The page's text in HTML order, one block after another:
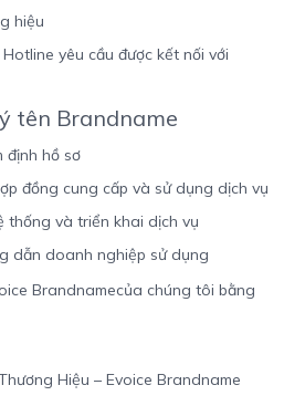
hiệu
yêu cầu được kết nối với
tên Brandname
định hồ sơ
đồng cung cấp và sử dụng dịch vụ
thống và triển khai dịch vụ
dẫn doanh nghiệp sử dụng
Brandnamecủa chúng tôi bằng
Hiệu – Evoice Brandname